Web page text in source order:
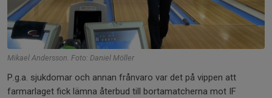
Mikael Andersson. Foto: Daniel Möller
P.g.a. sjukdomar och annan frånvaro var det på vippen att
farmarlaget fick lämna återbud till bortamatcherna mot IF